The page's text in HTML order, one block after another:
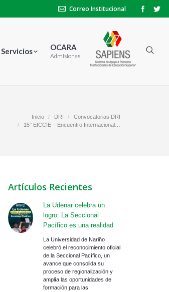
Correo Institucional
Servicios OCARA
Admisiones
Inicio DRI
Convocatorias DRI
15° EICCIE – Encuentro Internacional…
Artículos Recientes
La Udenar celebra un
logro: La Seccional
Pacífico es una realidad
La Universidad de Nariño
celebró el reconocimiento oficial
de la Seccional Pacífico, un
avance que consolida su
proceso de regionalización y
amplía las oportunidades de
formación para las